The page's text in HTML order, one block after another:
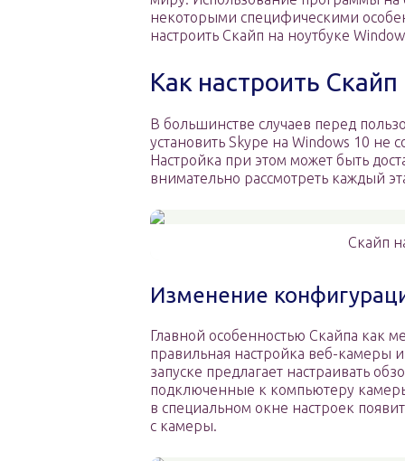
некоторыми специфическими
настроить Скайп на ноутбуке
Как настроить
В большинстве случаев перед
установить Skype на Windows 10 не
Настройка при этом может быть
внимательно рассмотреть каждый
Скайп
Изменение
Главной особенностью Скайпа как
правильная настройка веб-камеры
запуске предлагает настраивать
подключенные к компьютеру
в специальном окне настроек
с камеры.